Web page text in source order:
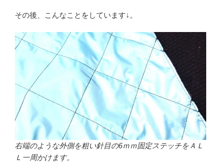
その後、こんなことをしています↓。
右端のような外側を粗い針目の6ｍｍ固定ステッチをＡＬ
Ｌ一周かけます。